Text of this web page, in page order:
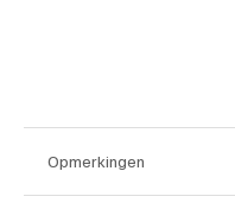
Opmerkingen